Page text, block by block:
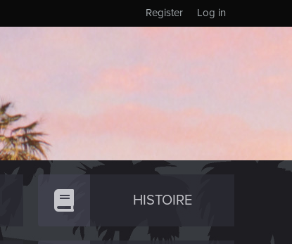
Log in
Register
HISTOIRE